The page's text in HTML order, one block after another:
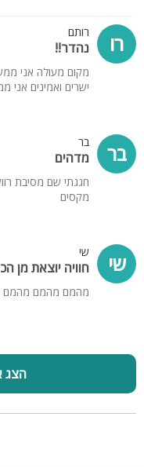
רו רותם
נהדר!!
מקום מעולה אני
ישרים ואמינים אני
בר בר
מדהים
חגגתי שם מסיבת
מקסים
שי שי
חוויה יוצאת מן
מהמם מהמם מהמם
הצג